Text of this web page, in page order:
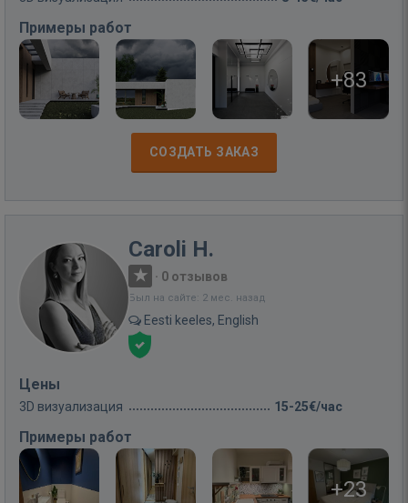
Примеры работ
+83
СОЗДАТЬ ЗАКАЗ
Caroli H.
· 0 отзывов
Был на сайте: 2 мес. назад
Eesti keeles, English
Цены
3D визуализация 15-25€/час
Примеры работ
+23